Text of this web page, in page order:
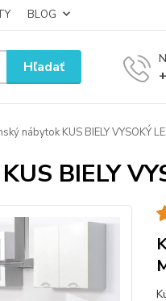
BLOG
Hľadať
nábytok KUS BIELY VYSOKÝ
BIELY